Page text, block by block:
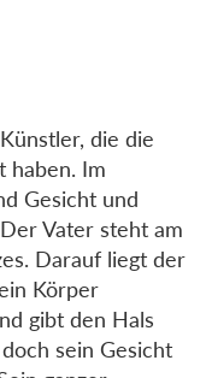
die die
haben. Im
Gesicht und
Vater steht am
Darauf liegt der
Körper
gibt den Hals
sein Gesicht